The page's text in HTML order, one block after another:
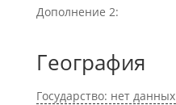
Дополнение 2:
География
Государство: нет данных